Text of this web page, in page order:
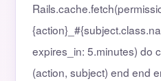
expires_in: 5.minutes) do
(action, subject) end end